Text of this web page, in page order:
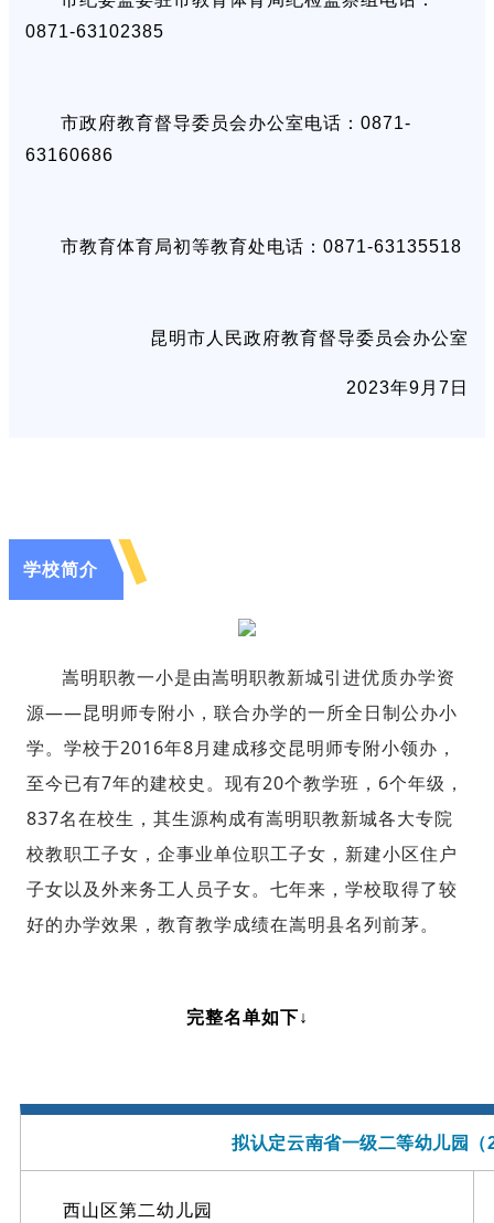
0871-63102385
市政府教育督导委员会办公室电话：0871-
63160686
市教育体育局初等教育处电话：0871-63135518
昆明市人民政府教育督导委员会办公室
2023年9月7日
学校简介
嵩明职教一小是由嵩明职教新城引进优质办学资
源——昆明师专附小，联合办学的一所全日制公办小
学。学校于2016年8月建成移交昆明师专附小领办，
至今已有7年的建校史。现有20个教学班，6个年级，
837名在校生，其生源构成有嵩明职教新城各大专院
校教职工子女，企事业单位职工子女，新建小区住户
子女以及外来务工人员子女。 七年来，学校取得了较
好的办学效果，教育教学成绩在嵩明县名列前茅。
完整名单如下↓
拟认定云南省一级二等幼儿园（
西山区第二幼儿园